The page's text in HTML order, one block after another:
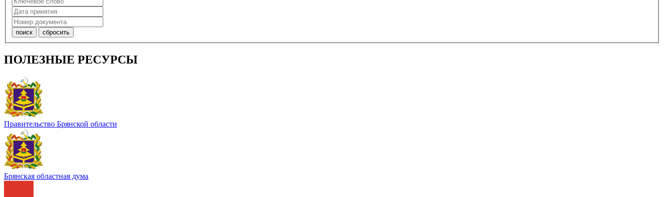
ПОЛЕЗНЫЕ РЕСУРСЫ
Правительство Брянской области
Брянская областная дума